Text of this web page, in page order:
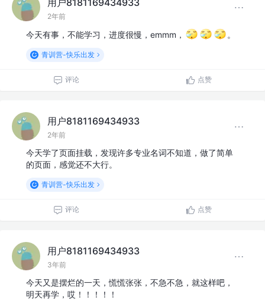
2年前
今天有事，不能学习，进度很慢，emmm， 。
青训营-快乐出发
评论 点赞
用户8181169434933
2年前
今天学了页面挂载，发现许多专业名词不知道，做了简单
的页面，感觉还不大行。
青训营-快乐出发
评论 点赞
用户8181169434933
3年前
今天又是摆烂的一天，慌慌张张，不急不急，就这样吧，
明天再学，哎！！！！！